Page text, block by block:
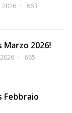
2026
663
2026!
665
Febbraio